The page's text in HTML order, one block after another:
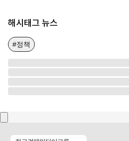
해시태그 뉴스
#정책